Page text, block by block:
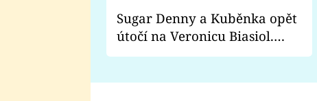
Sugar Denny a Kuběnka opět
útočí na Veronicu Biasiol.
Proč je podle nich falešná a